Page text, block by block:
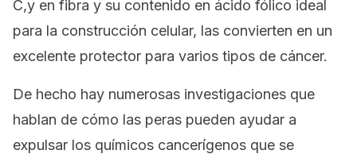
C,y en fibra y su contenido en ácido fólico ideal
para la construcción celular, las convierten en un
excelente protector para varios tipos de cáncer.
De hecho hay numerosas investigaciones que
hablan de cómo las peras pueden ayudar a
expulsar los químicos cancerígenos que se